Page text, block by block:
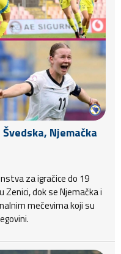
Njemačka
za igračice do 19
Zenici, dok se Njemačka i
mečevima koji su